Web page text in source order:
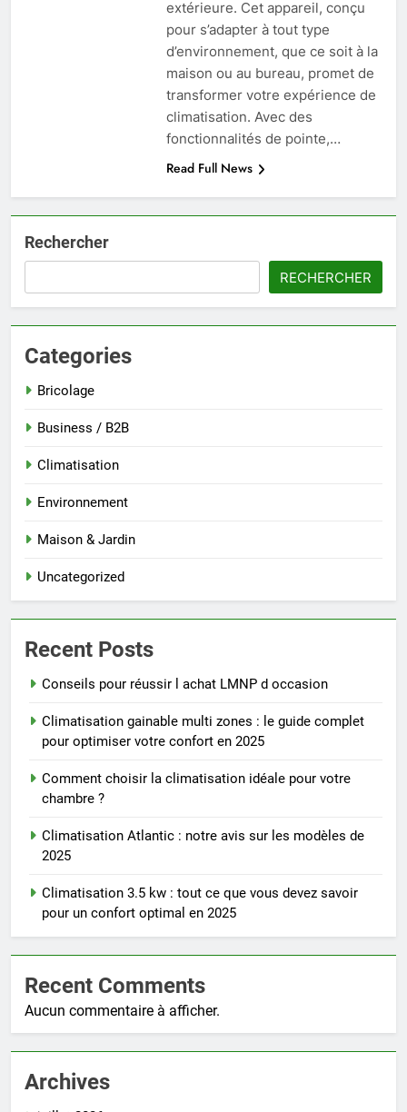
extérieure. Cet appareil, conçu
pour s’adapter à tout type
d’environnement, que ce soit à la
maison ou au bureau, promet de
transformer votre expérience de
climatisation. Avec des
fonctionnalités de pointe,…
Read Full News
Rechercher
RECHERCHER
Categories
Bricolage
Business / B2B
Climatisation
Environnement
Maison & Jardin
Uncategorized
Recent Posts
Conseils pour réussir l achat LMNP d occasion
Climatisation gainable multi zones : le guide complet
pour optimiser votre confort en 2025
Comment choisir la climatisation idéale pour votre
chambre ?
Climatisation Atlantic : notre avis sur les modèles de
2025
Climatisation 3.5 kw : tout ce que vous devez savoir
pour un confort optimal en 2025
Recent Comments
Aucun commentaire à afficher.
Archives